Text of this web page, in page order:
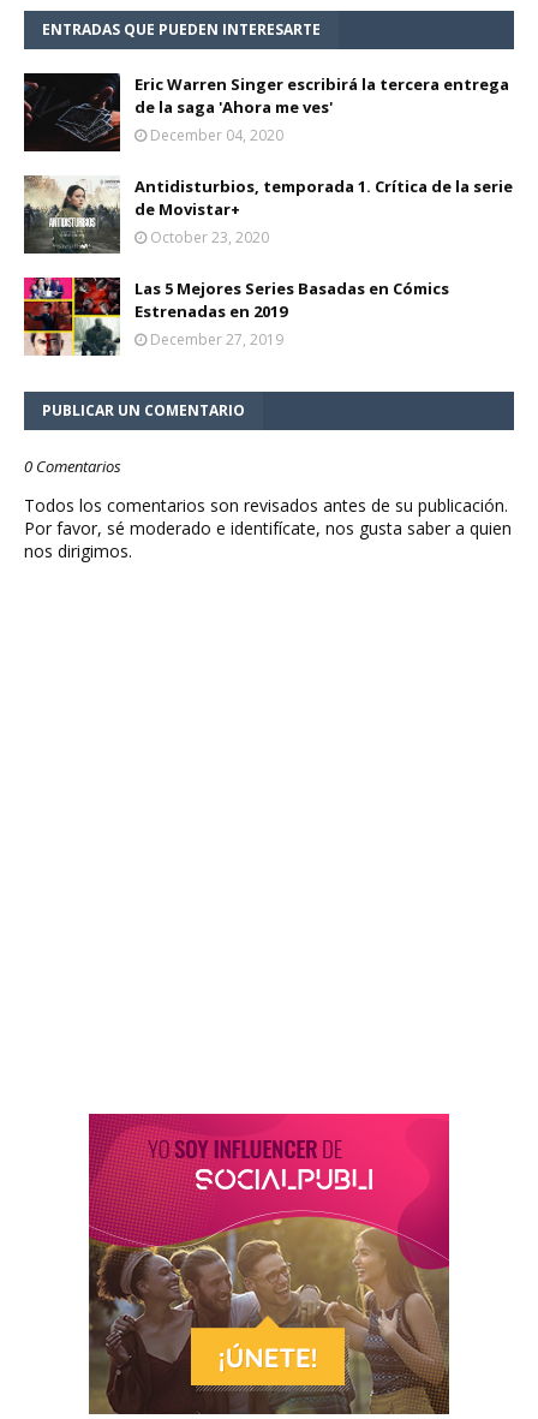
ENTRADAS QUE PUEDEN INTERESARTE
Eric Warren Singer escribirá la tercera entrega
de la saga 'Ahora me ves'
December 04, 2020
Antidisturbios, temporada 1. Crítica de la serie
de Movistar+
October 23, 2020
Las 5 Mejores Series Basadas en Cómics
Estrenadas en 2019
December 27, 2019
PUBLICAR UN COMENTARIO
0 Comentarios
Todos los comentarios son revisados antes de su publicación.
Por favor, sé moderado e identifícate, nos gusta saber a quien
nos dirigimos.